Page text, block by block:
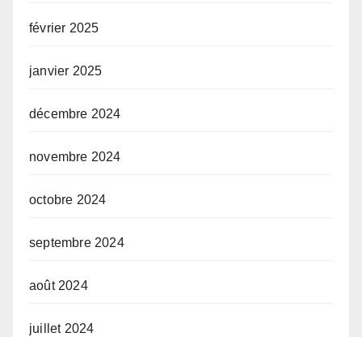
février 2025
janvier 2025
décembre 2024
novembre 2024
octobre 2024
septembre 2024
août 2024
juillet 2024